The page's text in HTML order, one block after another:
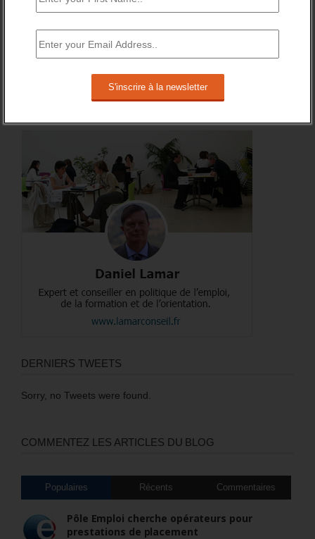
RSS
DERNIERS TWEETS
Sorry, no Tweets were found.
COMMENTEZ LES ARTICLES DU BLOG
Populaires Récents Commentaires
Pôle Emploi cherche opérateurs pour
prestations de placement